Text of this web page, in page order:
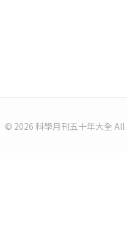
© 2026 科學月刊五十年大全